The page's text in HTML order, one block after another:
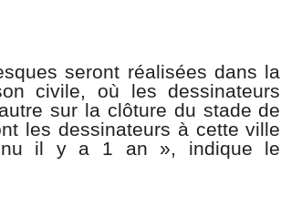
seront réalisées dans la
civile, où les dessinateurs
sur la clôture du stade de
les dessinateurs à cette ville
il y a 1 an », indique le